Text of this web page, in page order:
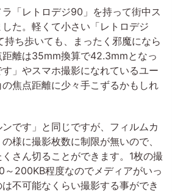
「レトロデジ90」を持って街中ス
た。軽くて小さい「レトロデジ
ち歩いても、まったく邪魔になら
離は35mm換算で42.3mmとなっ
」やスマホ撮影になれているユー
焦点距離に少々手こずるかもしれ
です」と同じですが、フィルムカ
様に撮影枚数に制限が無いので、
さん切ることができます。1枚の撮
200KB程度なのでメディアがいっ
不可能なくらい撮影する事ができ